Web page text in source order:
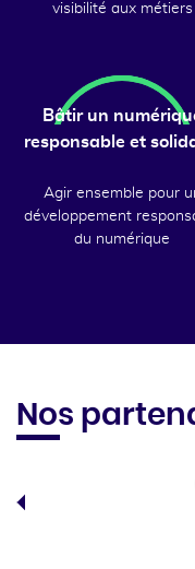
visibilité aux métiers
Bâtir un
responsable et
Agir ensemble pour
développement
du numérique
Nos